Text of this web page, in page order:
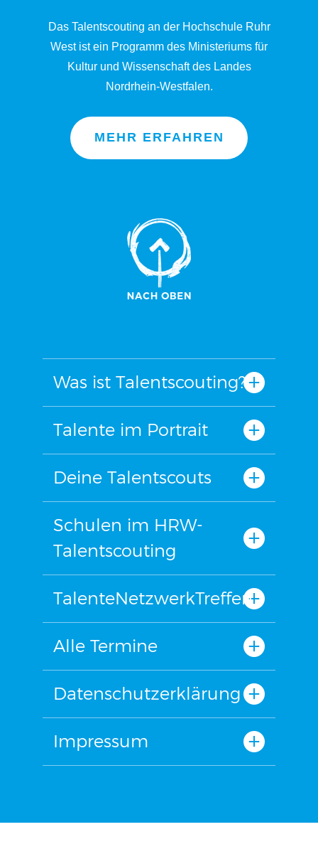
Das Talentscouting an der Hochschule Ruhr
West ist ein Programm des Ministeriums für
Kultur und Wissenschaft des Landes
Nordrhein-Westfalen.
MEHR ERFAHREN
Was ist Talentscouting?
Talente im Portrait
Deine Talentscouts
Schulen im HRW-
Talentscouting
TalenteNetzwerkTreffen
Alle Termine
Datenschutzerklärung
Impressum